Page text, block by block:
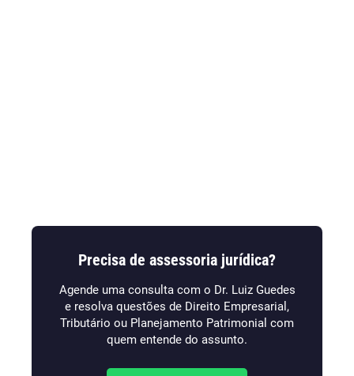
Precisa de assessoria jurídica?
Agende uma consulta com o Dr. Luiz Guedes
e resolva questões de Direito Empresarial,
Tributário ou Planejamento Patrimonial com
quem entende do assunto.